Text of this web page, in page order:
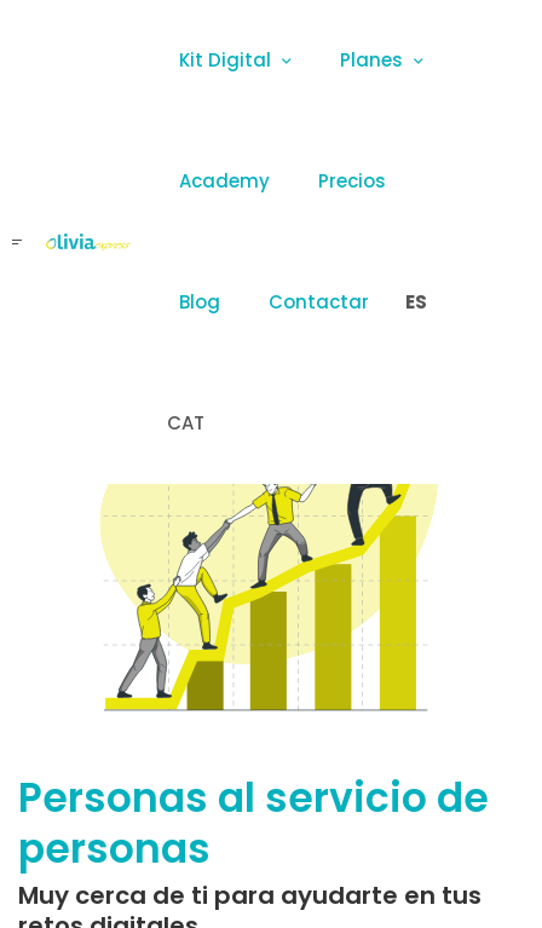
Kit Digital Planes
Academy Precios
Blog Contactar ES
CAT
CONTACTO
Enviar formulario
Personas al servicio de
personas
Muy cerca de ti para ayudarte en tus